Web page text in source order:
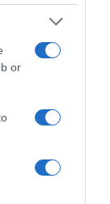
or